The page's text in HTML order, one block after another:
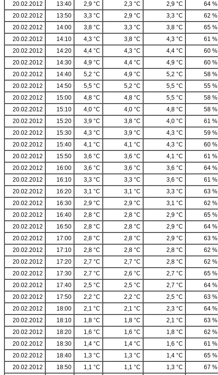
20.02.2012
13:40 2,9 °C 2,3 °C 2,9 °C
64 %
20.02.2012
13:50 3,3 °C 2,9 °C 3,3 °C
62 %
20.02.2012
14:00 3,8 °C 3,3 °C 3,8 °C
65 %
20.02.2012
14:10 4,3 °C 3,8 °C 4,3 °C
61 %
20.02.2012
14:20 4,4 °C 4,3 °C 4,4 °C
60 %
20.02.2012
14:30 4,9 °C 4,4 °C 4,9 °C
60 %
20.02.2012
14:40 5,2 °C 4,9 °C 5,2 °C
58 %
20.02.2012
14:50 5,5 °C 5,2 °C 5,5 °C
55 %
20.02.2012
15:00 4,8 °C 4,8 °C 5,5 °C
58 %
20.02.2012
15:10 4,0 °C 4,0 °C 4,8 °C
58 %
20.02.2012
15:20 3,9 °C 3,8 °C 4,0 °C
61 %
20.02.2012
15:30 4,3 °C 3,9 °C 4,3 °C
59 %
20.02.2012
15:40 4,1 °C 4,1 °C 4,3 °C
60 %
20.02.2012
15:50 3,6 °C 3,6 °C 4,1 °C
61 %
20.02.2012
16:00 3,6 °C 3,6 °C 3,6 °C
64 %
20.02.2012
16:10 3,3 °C 3,3 °C 3,6 °C
61 %
20.02.2012
16:20 3,1 °C 3,1 °C 3,3 °C
63 %
20.02.2012
16:30 2,9 °C 2,9 °C 3,1 °C
62 %
20.02.2012
16:40 2,8 °C 2,8 °C 2,9 °C
65 %
20.02.2012
16:50 2,8 °C 2,8 °C 2,9 °C
64 %
20.02.2012
17:00 2,8 °C 2,8 °C 2,9 °C
63 %
20.02.2012
17:10 2,8 °C 2,8 °C 2,8 °C
62 %
20.02.2012
17:20 2,7 °C 2,7 °C 2,8 °C
62 %
20.02.2012
17:30 2,7 °C 2,6 °C 2,7 °C
65 %
20.02.2012
17:40 2,5 °C 2,5 °C 2,7 °C
64 %
20.02.2012
17:50 2,2 °C 2,2 °C 2,5 °C
63 %
20.02.2012
18:00 2,1 °C 2,1 °C 2,3 °C
64 %
20.02.2012
18:10 1,8 °C 1,8 °C 2,1 °C
63 %
20.02.2012
18:20 1,6 °C 1,6 °C 1,8 °C
62 %
20.02.2012
18:30 1,4 °C 1,4 °C 1,6 °C
61 %
20.02.2012
18:40 1,3 °C 1,3 °C 1,4 °C
65 %
20.02.2012
18:50 1,1 °C 1,1 °C 1,3 °C
67 %